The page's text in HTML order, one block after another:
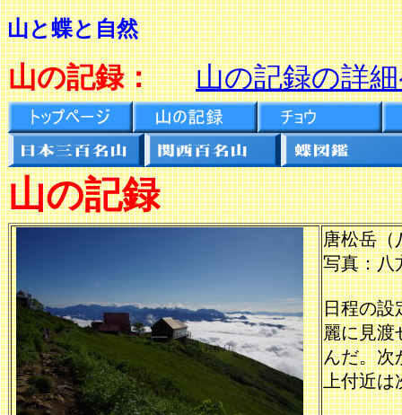
山と蝶と自然
山の記録： 山の記録の詳
山の記録
唐松岳（
写真：八
日程の設
麗に見渡
んだ。次
上付近